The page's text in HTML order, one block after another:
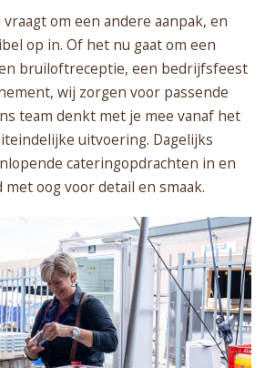
om een andere aanpak, en
op in. Of het nu gaat om een
bruiloftreceptie, een bedrijfsfeest
wij zorgen voor passende
team denkt met je mee vanaf het
uitvoering. Dagelijks
cateringopdrachten in en
met oog voor detail en smaak.